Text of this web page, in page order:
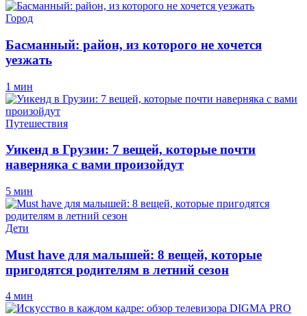
Город
Басманный: район, из которого не хочется
уезжать
1 мин
Путешествия
Уикенд в Грузии: 7 вещей, которые почти
наверняка с вами произойдут
5 мин
Дети
Must have для малышей: 8 вещей, которые
пригодятся родителям в летний сезон
4 мин